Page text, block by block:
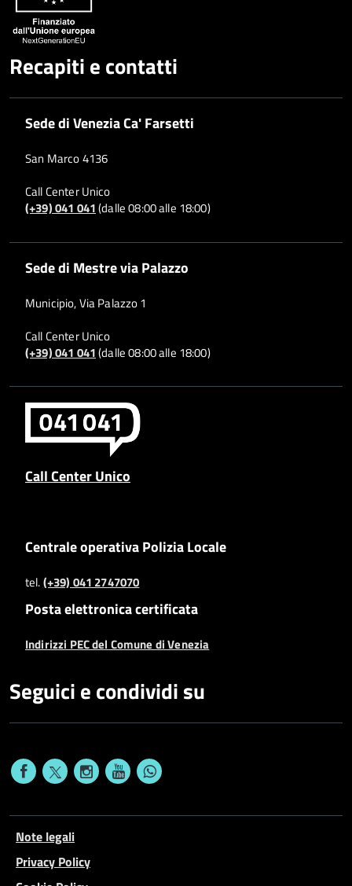
Recapiti e contatti
Sede di Venezia Ca' Farsetti
San Marco 4136
Call Center Unico
(+39) 041 041(dalle 08:00 alle 18:00)
Sede di Mestre via Palazzo
Municipio, Via Palazzo 1
Call Center Unico
(+39) 041 041(dalle 08:00 alle 18:00)
Call Center Unico
Centrale operativa Polizia Locale
tel.(+39) 041 2747070
Posta elettronica certificata
Indirizzi PEC del Comune di Venezia
Seguici e condividi su
Note legali
Privacy Policy